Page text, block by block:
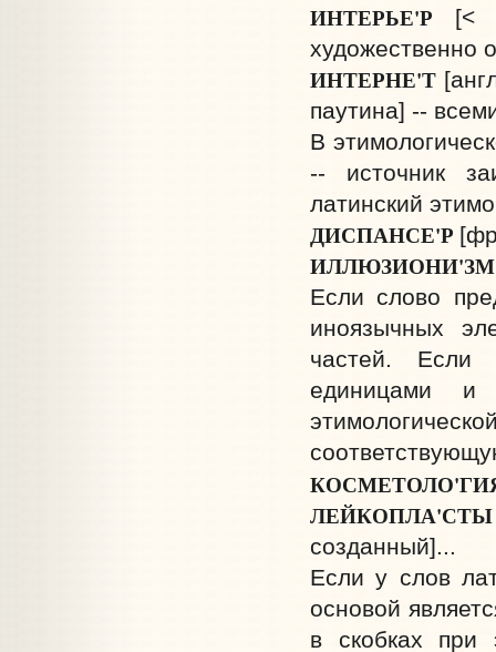
ИНТЕРЬЕ'Р
[<
художественно
ИНТЕРНЕ'Т
паутина] --
В
-- источник
латинский
ДИСПАНСЕ'Р
Если слово
иноязычных
частей. Если
единицами
созданный]...
Если у слов
основой
в скобках при